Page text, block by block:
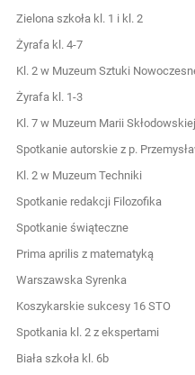
Zielona szkoła kl. 1 i kl. 2
Żyrafa kl. 4-7
Kl. 2 w Muzeum Sztuki
Żyrafa kl. 1-3
Kl. 7 w Muzeum Marii
Spotkanie autorskie z p.
Kl. 2 w Muzeum Techniki
Spotkanie redakcji Filozofika
Spotkanie świąteczne
Prima aprilis z matematyką
Warszawska Syrenka
Koszykarskie sukcesy 16 STO
Spotkania kl. 2 z ekspertami
Biała szkoła kl. 6b